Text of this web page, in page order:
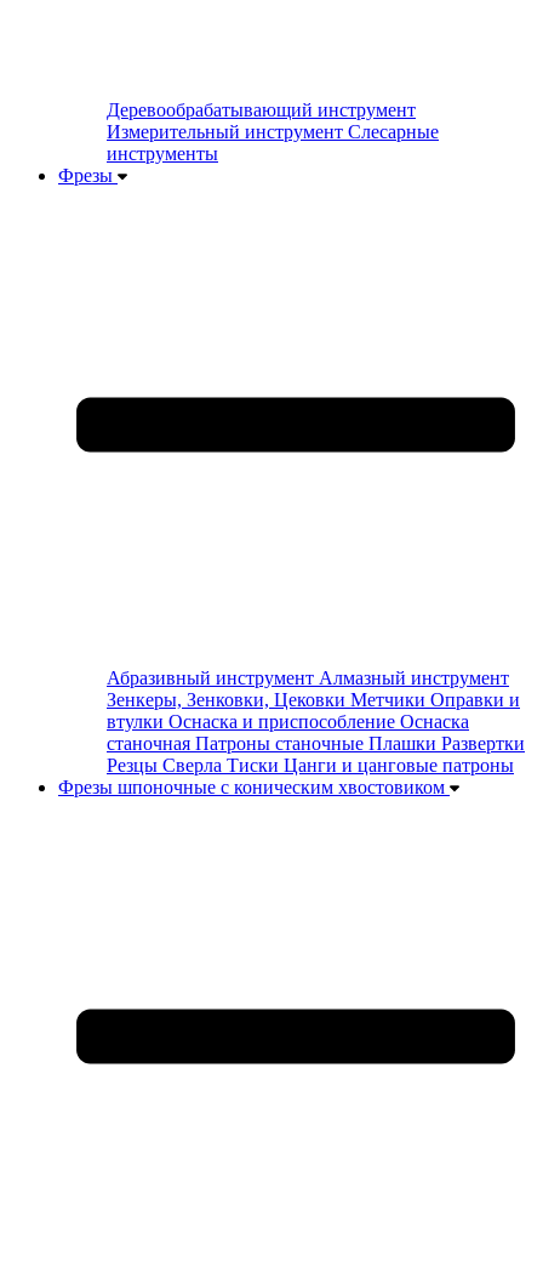
Деревообрабатывающий инструмент
Измерительный инструмент Слесарные
инструменты
Фрезы
Абразивный инструмент Алмазный инструмент
Зенкеры, Зенковки, Цековки Метчики Оправки и
втулки Оснаска и приспособление Оснаска
станочная Патроны станочные Плашки Развертки
Резцы Сверла Тиски Цанги и цанговые патроны
Фрезы шпоночные с коническим хвостовиком